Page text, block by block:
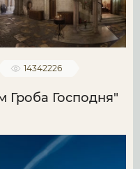
14342226
Гроба Господня"